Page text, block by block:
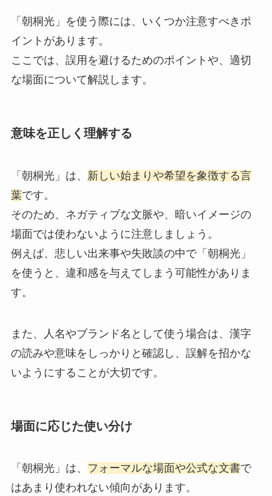
「朝桐光」を使う際には、いくつか注意すべきポ
イントがあります。
ここでは、誤用を避けるためのポイントや、適切
な場面について解説します。
意味を正しく理解する
「朝桐光」は、 新しい始まりや希望を象徴する言
葉です。
そのため、ネガティブな文脈や、暗いイメージの
場面では使わないように注意しましょう。
例えば、悲しい出来事や失敗談の中で「朝桐光」
を使うと、違和感を与えてしまう可能性がありま
す。
また、人名やブランド名として使う場合は、漢字
の読みや意味をしっかりと確認し、誤解を招かな
いようにすることが大切です。
場面に応じた使い分け
「朝桐光」は、 フォーマルな場面や公式な文書で
はあまり使われない傾向があります。